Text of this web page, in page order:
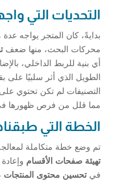
التحديات التي
بدايةً، كان المتجر يواجه
محركات البحث، منها ضعف
أي بنية للربط الداخلي،
الطويل الذي أثر سلبيًا على
التصنيفات لم تكن تحتوي
مما قلل من فرص ظهورها في
الخطة التي
تم وضع خطة متكاملة لمعالجة
تهيئة صفحات الأقسام
في تحسين محتوى المنتجات